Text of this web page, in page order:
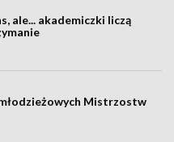
ale... akademiczki liczą
Mistrzostw